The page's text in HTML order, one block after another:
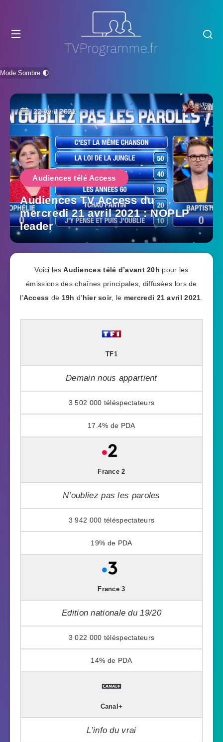
Mode Sombre 🌓
22 Avril 2021
Audiences télé Access
Audiences TV Access du
mercredi 21 avril 2021 : NOPLP
leader
Voici lesAudiences télé d’avant 20h pour les
émissions des chaînes principales, diffusées lors de
l’Access de 19h d’hier soir, le mercredi 21 avril 2021
TF1
Demain nous appartient
3 502 000
17.4%
France 2
N’oubliez pas les paroles
3 942 000
19%
France 3
Edition nationale du 19/20
3 022 000
14%
Canal+
L’info du vrai